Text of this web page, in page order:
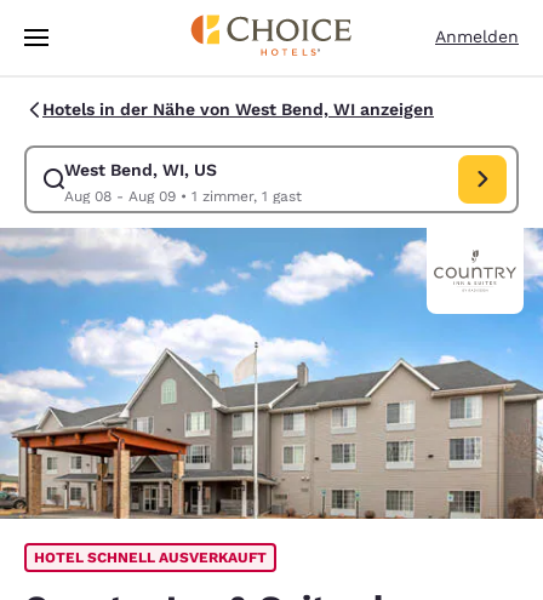
Weiter Zu Hauptinhalt
Anmelden
Hotels in der Nähe von West Bend, WI anzeigen
West Bend, WI, US
Aug 08 - Aug 09• 1 zimmer, 1 gast
Suche für West Bend, WI, US ändern. Check-in-Datum Aug 08, Check-
HOTEL SCHNELL AUSVERKAUFT